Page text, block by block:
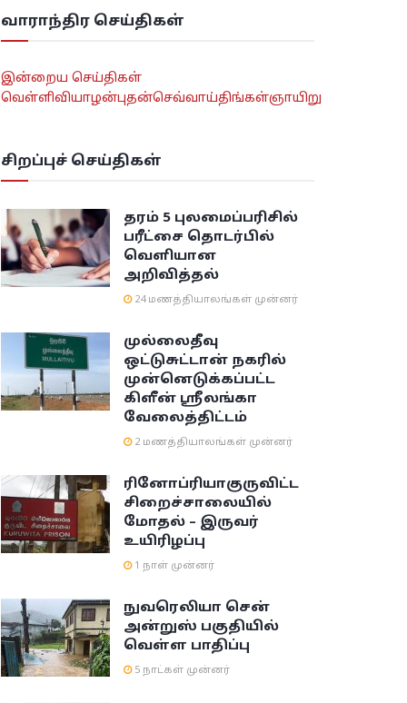
வாராந்திர செய்திகள்
இன்றைய செய்திகள்
வெள்ளிவியாழன்புதன்செவ்வாய்திங்கள்ஞாயிறு
சிறப்புச் செய்திகள்
தரம் 5 புலமைப்பரிசில்
பரீட்சை தொடர்பில்
வெளியான
அறிவித்தல்
24 மணத்தியாலங்கள் முன்னர்
முல்லைதீவு
ஒட்டுசுட்டான் நகரில்
முன்னெடுக்கப்பட்ட
கிளீன் ஸ்ரீலங்கா
வேலைத்திட்டம்
2 மணத்தியாலங்கள் முன்னர்
ரினோப்ரியாகுருவிட்ட
சிறைச்சாலையில்
மோதல் – இருவர்
உயிரிழப்பு
1 நாள் முன்னர்
நுவரெலியா சென்
அன்றுஸ் பகுதியில்
வெள்ள பாதிப்பு
5 நாட்கள் முன்னர்